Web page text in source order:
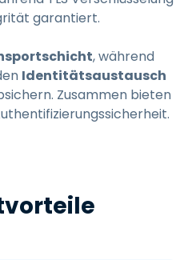
garantiert.
, während
Identitätsaustausch
Zusammen bieten